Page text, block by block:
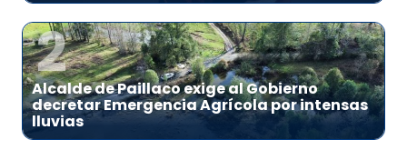
2
Alcalde de Paillaco exige al Gobierno
decretar Emergencia Agrícola por intensas
lluvias